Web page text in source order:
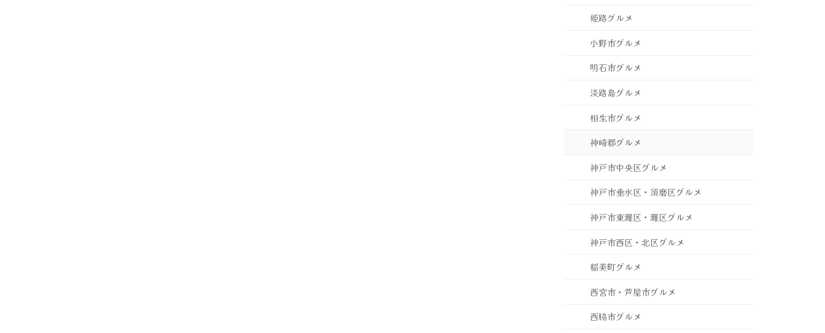
姫路グルメ
小野市グルメ
明石市グルメ
淡路島グルメ
相生市グルメ
神崎郡グルメ
神戸市中央区グルメ
神戸市垂水区・須磨区グルメ
神戸市東灘区・灘区グルメ
神戸市西区・北区グルメ
稲美町グルメ
西宮市・芦屋市グルメ
西脇市グルメ